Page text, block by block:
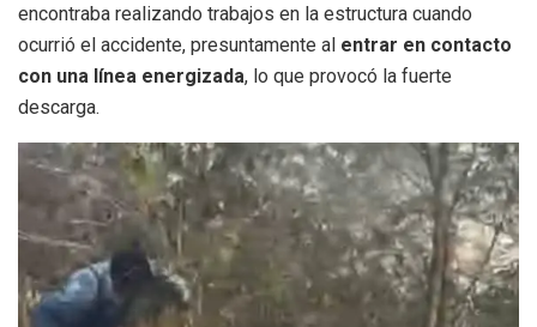
encontraba realizando trabajos en la estructura cuando
ocurrió el accidente, presuntamente al entrar en contacto
con una línea energizada, lo que provocó la fuerte
descarga.